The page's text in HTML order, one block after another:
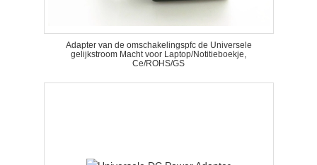
Adapter van de omschakelingspfc de Universele
gelijkstroom Macht voor Laptop/Notitieboekje,
Ce/ROHS/GS